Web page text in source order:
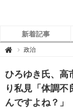
新着記事
 グ
ニ
ュ
ー
ス
政治
ひろゆき氏、高
り私見「体調
んですよね？」